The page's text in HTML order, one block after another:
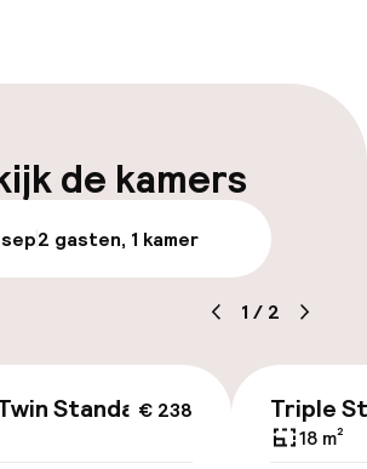
op eigen terrein
de kamers
2 gasten, 1 kamer
1 / 2
€ 238
Standard Triple
18 m²